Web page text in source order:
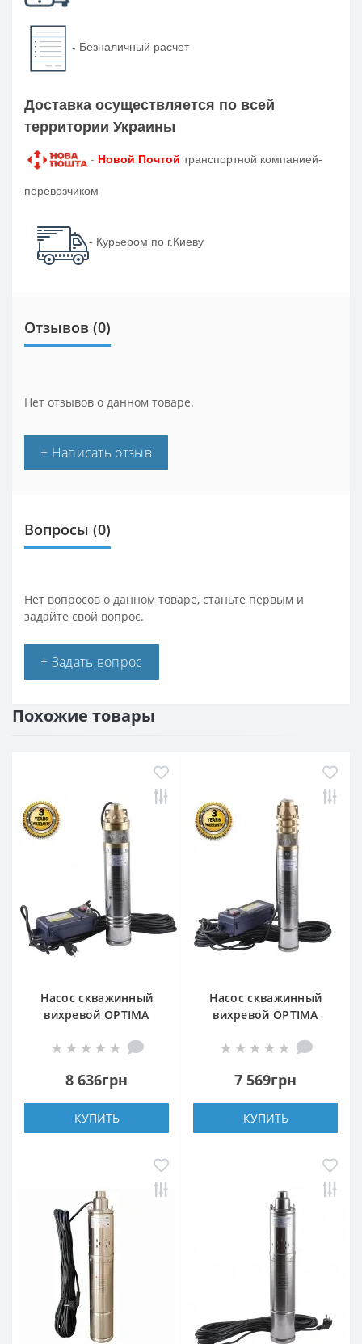
- Безналичный расчет
Доставка осуществляется по всей
территории Украины
- Новой Почтой транспортной компанией-
перевозчиком
- Курьером по г.Киеву
Отзывов (0)
Нет отзывов о данном товаре.
+ Написать отзыв
Вопросы (0)
Нет вопросов о данном товаре, станьте первым и
задайте свой вопрос.
+ Задать вопрос
Похожие товары
Насос скважинный
вихревой OPTIMA
+ кабель 20м и пульт
8 636грн
КУПИТЬ
Насос скважинный
вихревой OPTIMA
0,75кВт + кабель 20м и
7 569грн
КУПИТЬ